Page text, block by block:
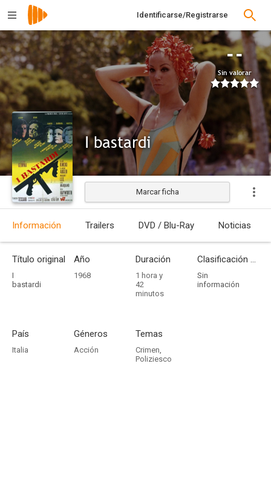
Identificarse/Registrarse
--
Sin valorar
I bastardi
Estrenada
Marcar ficha
Información Trailers DVD / Blu-Ray Noticias
Título original
I
bastardi
Año
1968
Duración
1 hora y
42
minutos
Clasificación por edades
Sin
información
País
Italia
Géneros
Acción
Temas
Crimen,
Poliziesco